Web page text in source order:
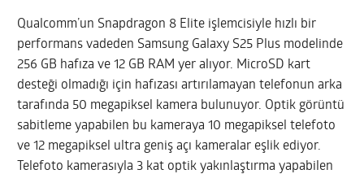
Qualcomm’un Snapdragon 8 Elite işlemcisiyle hızlı bir
performans vadeden Samsung Galaxy S25 Plus modelinde
256 GB hafıza ve 12 GB RAM yer alıyor. MicroSD kart
desteği olmadığı için hafızası artırılamayan telefonun arka
tarafında 50 megapiksel kamera bulunuyor. Optik görüntü
sabitleme yapabilen bu kameraya 10 megapiksel telefoto
ve 12 megapiksel ultra geniş açı kameralar eşlik ediyor.
Telefoto kamerasıyla 3 kat optik yakınlaştırma yapabilen